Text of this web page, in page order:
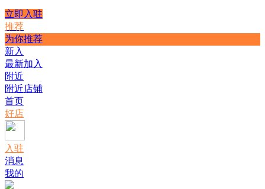
立即入驻
推荐
为你推荐
新入
最新加入
附近
附近店铺
首页
好店
入驻
消息
我的